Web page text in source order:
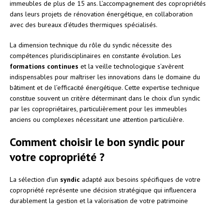
immeubles de plus de 15 ans. L’accompagnement des copropriétés
dans leurs projets de rénovation énergétique, en collaboration
avec des bureaux d’études thermiques spécialisés.
La dimension technique du rôle du syndic nécessite des
compétences pluridisciplinaires en constante évolution. Les
formations continues et la veille technologique s’avèrent
indispensables pour maîtriser les innovations dans le domaine du
bâtiment et de l’efficacité énergétique. Cette expertise technique
constitue souvent un critère déterminant dans le choix d’un syndic
par les copropriétaires, particulièrement pour les immeubles
anciens ou complexes nécessitant une attention particulière.
Comment choisir le bon syndic pour
votre copropriété ?
La sélection d’un syndic adapté aux besoins spécifiques de votre
copropriété représente une décision stratégique qui influencera
durablement la gestion et la valorisation de votre patrimoine